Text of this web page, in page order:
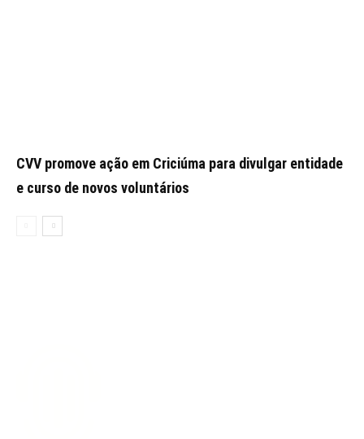
CVV promove ação em Criciúma para divulgar entidade
e curso de novos voluntários